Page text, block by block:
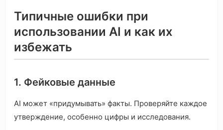
Типичные ошибки при
использовании AI и как их
избежать
1. Фейковые данные
AI может «придумывать» факты. Проверяйте каждое
утверждение, особенно цифры и исследования.